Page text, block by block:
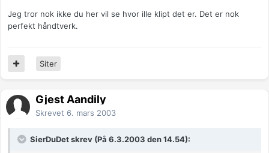
Jeg tror nok ikke du her vil se hvor ille klipt det er. Det er nok
perfekt håndtverk.
Siter
Gjest Aandily
Skrevet 6. mars 2003
SierDuDet skrev (På 6.3.2003 den 14.54):